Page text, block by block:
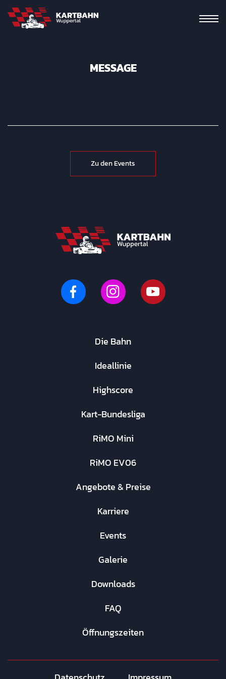
MESSAGE
Zu den Events
Die Bahn
Ideallinie
Highscore
Kart-Bundesliga
RiMO Mini
RiMO EV06
Angebote & Preise
Karriere
Events
Galerie
Downloads
FAQ
Öffnungszeiten